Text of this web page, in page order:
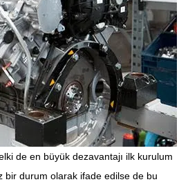
de en büyük dezavantajı ilk kurulum
bir durum olarak ifade edilse de bu